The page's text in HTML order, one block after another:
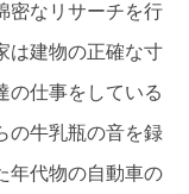
密なリサーチを行
は建物の正確な寸
の仕事をしている
の牛乳瓶の音を録
年代物の自動車の